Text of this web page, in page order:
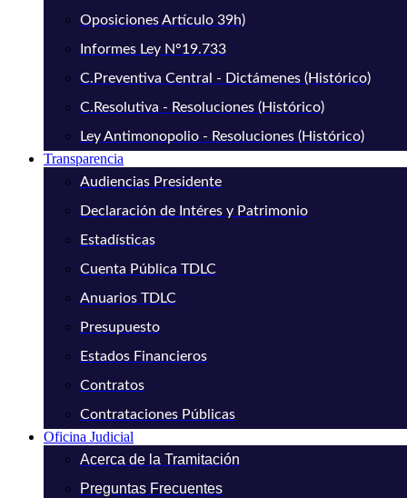
Oposiciones Artículo 39h)
Informes Ley N°19.733
C.Preventiva Central - Dictámenes (Histórico)
C.Resolutiva - Resoluciones (Histórico)
Ley Antimonopolio - Resoluciones (Histórico)
Transparencia
Audiencias Presidente
Declaración de Intéres y Patrimonio
Estadísticas
Cuenta Pública TDLC
Anuarios TDLC
Presupuesto
Estados Financieros
Contratos
Contrataciones Públicas
Oficina Judicial
Acerca de la Tramitación
Preguntas Frecuentes